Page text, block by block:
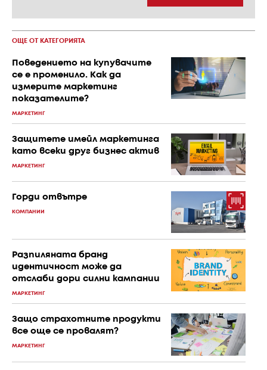
ОЩЕ ОТ КАТЕГОРИЯТА
Поведението на купувачите
се е променило. Как да
измерите маркетинг
показателите?
МАРКЕТИНГ
Защитете имейл маркетинга
като всеки друг бизнес актив
МАРКЕТИНГ
Горди отвътре
КОМПАНИИ
Разпиляната бранд
идентичност може да
отслаби дори силни кампании
МАРКЕТИНГ
Защо страхотните продукти
все още се провалят?
МАРКЕТИНГ